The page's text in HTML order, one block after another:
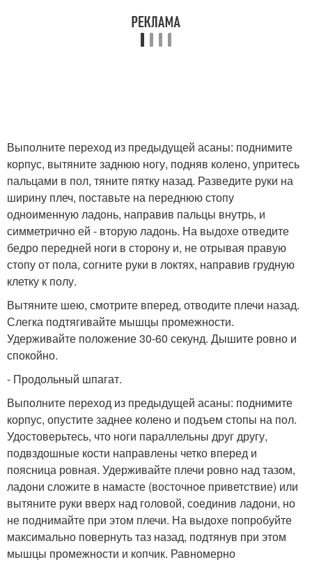
Выполните переход из предыдущей асаны: поднимите
корпус, вытяните заднюю ногу, подняв колено, упритесь
пальцами в пол, тяните пятку назад. Разведите руки на
ширину плеч, поставьте на переднюю стопу
одноименную ладонь, направив пальцы внутрь, и
симметрично ей - вторую ладонь. На выдохе отведите
бедро передней ноги в сторону и, не отрывая правую
стопу от пола, согните руки в локтях, направив грудную
клетку к полу.
Вытяните шею, смотрите вперед, отводите плечи назад.
Слегка подтягивайте мышцы промежности.
Удерживайте положение 30-60 секунд. Дышите ровно и
спокойно.
- Продольный шпагат.
Выполните переход из предыдущей асаны: поднимите
корпус, опустите заднее колено и подъем стопы на пол.
Удостоверьтесь, что ноги параллельны друг другу,
подвздошные кости направлены четко вперед и
поясница ровная. Удерживайте плечи ровно над тазом,
ладони сложите в намасте (восточное приветствие) или
вытяните руки вверх над головой, соединив ладони, но
не поднимайте при этом плечи. На выдохе попробуйте
максимально повернуть таз назад, подтянув при этом
мышцы промежности и копчик. Равномерно